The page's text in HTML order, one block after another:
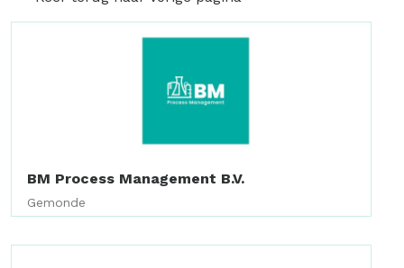
BM Process Management B.V.
Gemonde